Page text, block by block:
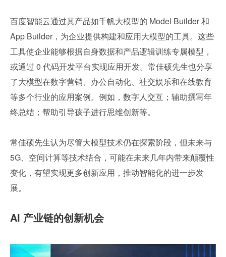
百度智能云通过其产品如千帆大模型的 Model Builder 和
App Builder，为企业提供构建和应用大模型的工具。这些
工具使企业能够根据自身数据和产品逻辑训练专属模型，
或通过 0 代码开发平台实现应用开发。常佳硕先生也分享
了大模型在数字营销、办公自动化、社交娱乐和在线教育
等多个行业的应用案例。例如，数字人交互；辅助撰写年
终总结；帮助引导孩子进行思维创新等。
常佳硕先生认为尽管大模型技术仍在探索阶段，但未来与
5G、空间计算等技术结合，可能在未来几年内带来颠覆性
变化，有望实现更多创新应用，推动智能化的进一步发
展。
AI 产业链的创新机会